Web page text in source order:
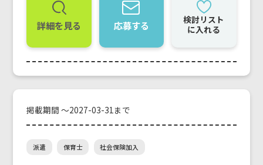
詳細を見る 応募する
検討リスト
に入れる
掲載期間 ～2027-03-31まで
派遣 保育士 社会保険加入